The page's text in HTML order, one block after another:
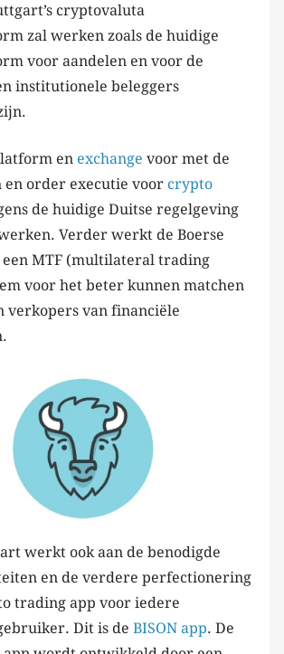
cryptovaluta
zal werken zoals de huidige
voor aandelen en voor de
institutionele beleggers
en exchange voor met de
en order executie voor crypto
de huidige Duitse regelgeving
Verder werkt de Boerse
MTF (multilateral trading
voor het beter kunnen matchen
verkopers van financiële
werkt ook aan de benodigde
en de verdere perfectionering
trading app voor iedere
Dit is de BISON app. De